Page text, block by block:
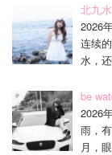
北九水
2026
连续
水，
be
2026
雨，
月，